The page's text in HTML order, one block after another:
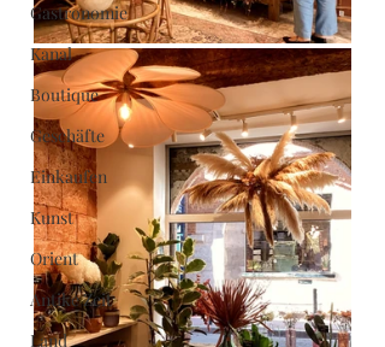
Gastronomie
Kanal
Boutique
Geschäfte
Einkaufen
Kunst
Orient
Antike Zeit
Land